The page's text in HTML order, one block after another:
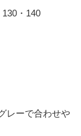
・140
レーで合わせや